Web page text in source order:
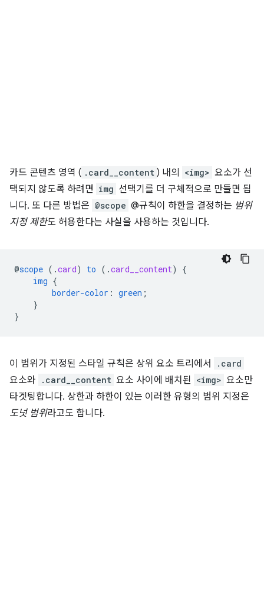
카드 콘텐츠 영역 ( .card__content ) 내의 <img> 요소가 선
택되지 않도록 하려면 img 선택기를 더 구체적으로 만들면 됩
니다. 또 다른 방법은 @scope @규칙이 하한을 결정하는 범위
지정 제한도 허용한다는 사실을 사용하는 것입니다.
@scope ( .card) to ( .card__content)
{
img {
border-color : green ;
}
}
이 범위가 지정된 스타일 규칙은 상위 요소 트리에서 .card
요소와 .card__content 요소 사이에 배치된 <img> 요소만
타겟팅합니다. 상한과 하한이 있는 이러한 유형의 범위 지정은
도넛 범위라고도 합니다.